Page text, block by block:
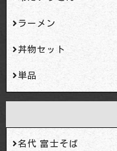
ラーメン
丼物セット
単品
名代 富士そば